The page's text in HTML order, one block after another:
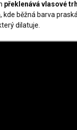
překlenává vlasové
kde běžná barva
dilatuje.